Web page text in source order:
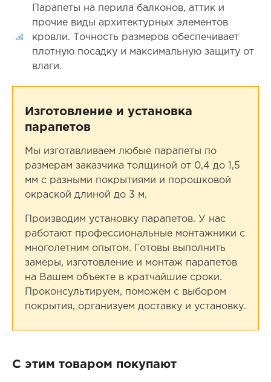
Парапеты на перила балконов, аттик и
прочие виды архитектурных элементов
кровли. Точность размеров обеспечивает
плотную посадку и максимальную защиту от
влаги.
Изготовление и установка
парапетов
Мы изготавливаем любые парапеты по
размерам заказчика толщиной от 0,4 до 1,5
мм с разными покрытиями и порошковой
окраской длиной до 3 м.
Производим установку парапетов. У нас
работают профессиональные монтажники с
многолетним опытом. Готовы выполнить
замеры, изготовление и монтаж парапетов
на Вашем объекте в кратчайшие сроки.
Проконсультируем, поможем с выбором
покрытия, организуем доставку и установку.
С этим товаром покупают